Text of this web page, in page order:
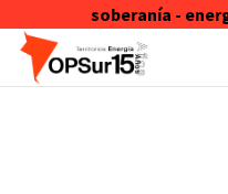
soberanía -
Skip to content